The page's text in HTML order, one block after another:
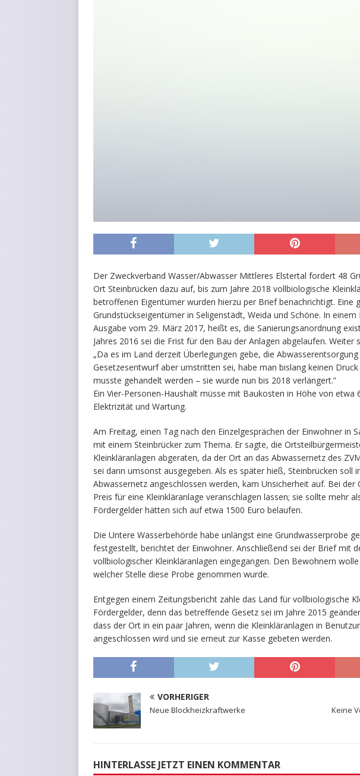
Der Zweckverband Wasser/Abwasser Mittleres Elstertal fordert 48
Ort Steinbrücken dazu auf, bis zum Jahre 2018 vollbiologische
betroffenen Eigentümer wurden hierzu per Brief benachrichtigt. Eine
Grundstückseigentümer in Seligenstädt, Weida und Schöne. In
Ausgabe vom 29. März 2017, heißt es, die Sanierungsanordnung
Jahres 2016 sei die Frist für den Bau der Anlagen abgelaufen. Weiter
„Da es im Land derzeit Überlegungen gebe, die
Gesetzesentwurf aber umstritten sei, habe man bislang keinen
musste gehandelt werden – sie wurde nun bis 2018 verlängert.”
Ein Vier-Personen-Haushalt müsse mit Baukosten in Höhe von etwa
Elektrizität und Wartung.
Am Freitag, einen Tag nach den Einzelgesprächen der Einwohner in
mit einem Steinbrücker zum Thema. Er sagte, die
Kleinkläranlagen abgeraten, da der Ort an das Abwassernetz des
sei dann umsonst ausgegeben. Als es später hieß, Steinbrücken soll
Abwassernetz angeschlossen werden, kam Unsicherheit auf. Bei der
Preis für eine Kleinkläranlage veranschlagen lassen; sie sollte mehr
Fördergelder hätten sich auf etwa 1500 Euro belaufen.
Die Untere Wasserbehörde habe unlängst eine Grundwasserprobe
festgestellt, berichtet der Einwohner. Anschließend sei der Brief mit
vollbiologischer Kleinkläranlagen eingegangen. Den Bewohnern
welcher Stelle diese Probe genommen wurde.
Entgegen einem Zeitungsbericht zahle das Land für vollbiologische
Fördergelder, denn das betreffende Gesetz sei im Jahre 2015
dass der Ort in ein paar Jahren, wenn die Kleinkläranlagen in
angeschlossen wird und sie erneut zur Kasse gebeten werden.
VORHERIGER
Neue Blockheizkraftwerke
Keine
HINTERLASSE JETZT EINEN KOMMENTAR